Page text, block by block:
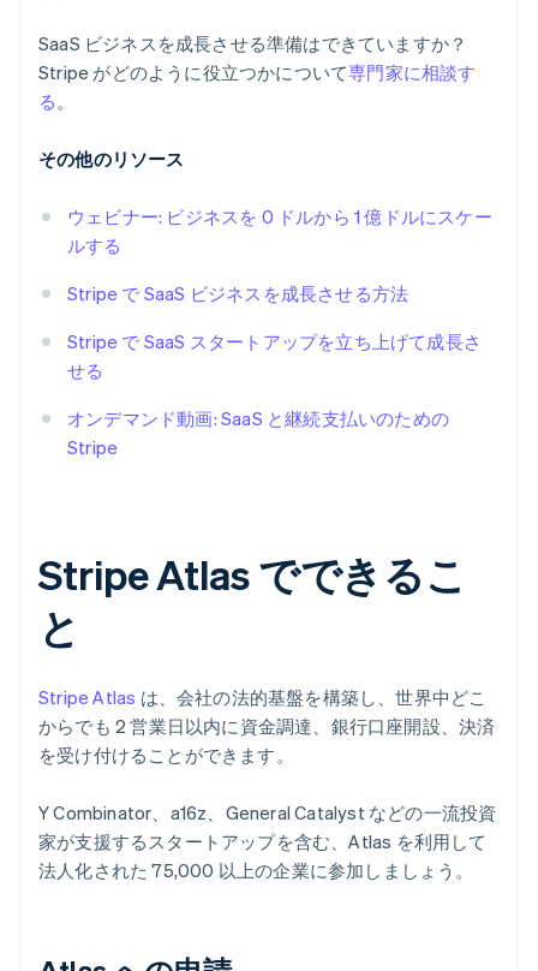
SaaS ビジネスを成長させる準備はできていますか？
Stripe がどのように役立つかについて専門家に相談す
る。
その他のリソース
ウェビナー: ビジネスを 0 ドルから 1 億ドルにスケー
ルする
Stripe で SaaS ビジネスを成長させる方法
Stripe で SaaS スタートアップを立ち上げて成長さ
せる
オンデマンド動画: SaaS と継続支払いのための
Stripe
Stripe Atlas でできるこ
と
Stripe Atlas は、会社の法的基盤を構築し、世界中どこ
からでも 2 営業日以内に資金調達、銀行口座開設、決済
を受け付けることができます。
Y Combinator、a16z、General Catalyst などの一流投資
家が支援するスタートアップを含む、Atlas を利用して
法人化された 75,000 以上の企業に参加しましょう。